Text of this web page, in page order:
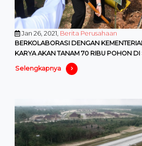
Jan 26, 2021, Berita Perusahaan
BERKOLABORASI DENGAN
KARYA AKAN TANAM 70 RIBU POHON DI
TOL TRANS SUMATERA
Selengkapnya